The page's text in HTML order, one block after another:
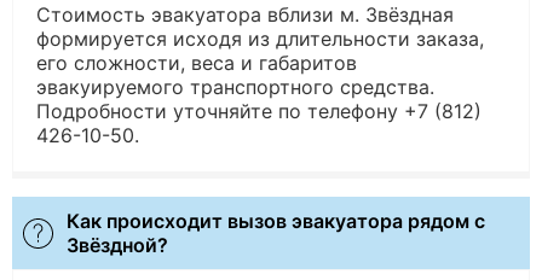
Стоимость эвакуатора вблизи м. Звёздная
формируется исходя из длительности заказа,
его сложности, веса и габаритов
эвакуируемого транспортного средства.
Подробности уточняйте по телефону +7 (812)
426-10-50.
Как происходит вызов эвакуатора рядом с
Звёздной?